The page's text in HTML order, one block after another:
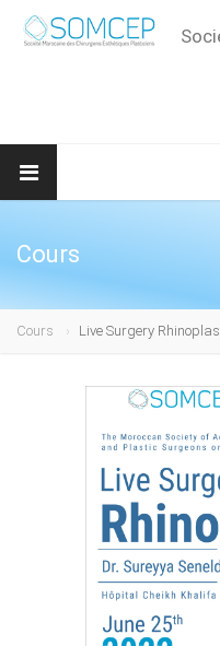
Cours
Cours Live Surgery